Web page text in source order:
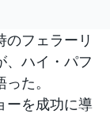
フェラーリ
、ハイ・パフ
た。
ーを成功に導